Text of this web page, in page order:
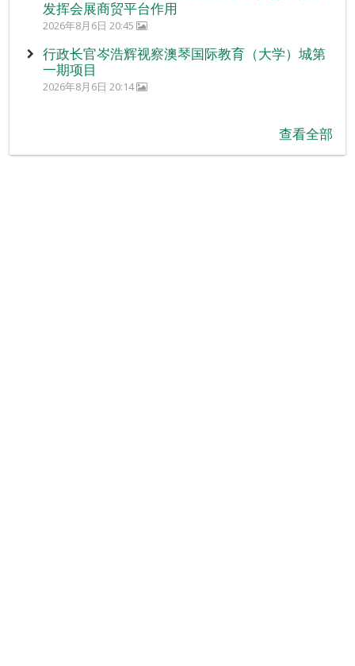
发挥会展商贸平台作用
2026年8月6日 20:45
行政长官岑浩辉视察澳琴国际教育（大学）城第
一期项目
2026年8月6日 20:14
查看全部